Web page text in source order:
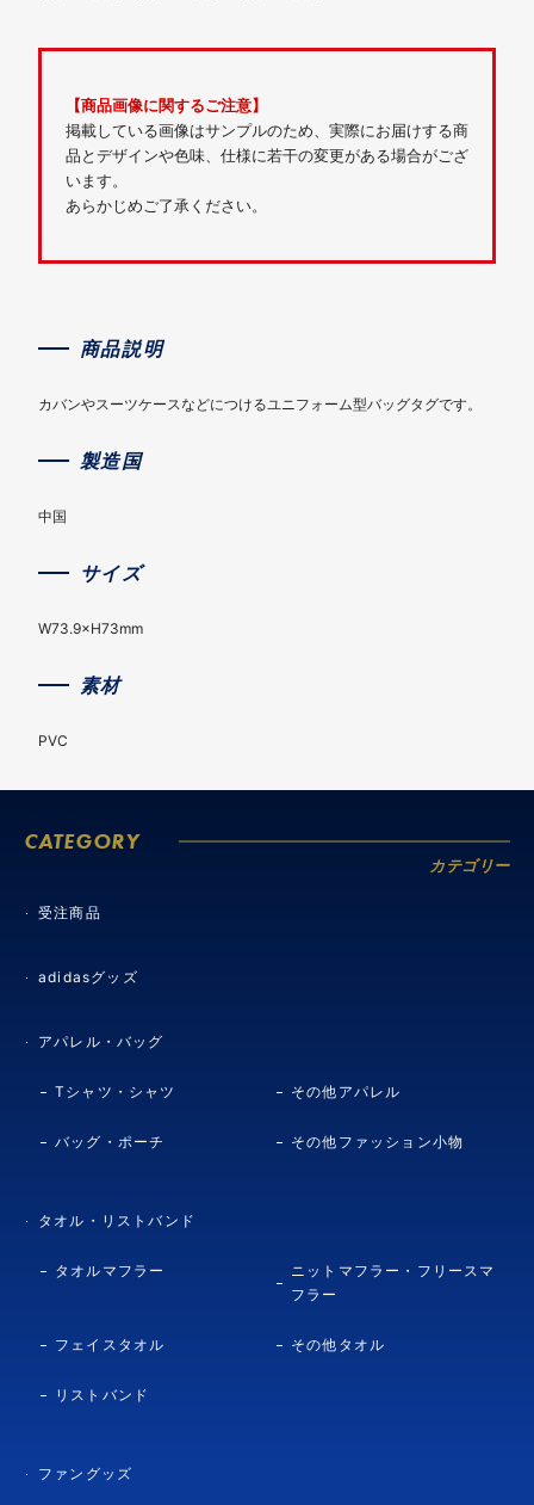
【商品画像に関するご注意】
掲載している画像はサンプルのため、実際にお届けする商
品とデザインや色味、仕様に若干の変更がある場合がござ
います。
あらかじめご了承ください。
商品説明
カバンやスーツケースなどにつけるユニフォーム型バッグタグです。
製造国
中国
サイズ
W73.9×H73mm
素材
PVC
CATEGORY
カテゴリー
受注商品
adidasグッズ
アパレル・バッグ
Tシャツ・シャツ その他アパレル
バッグ・ポーチ その他ファッション小物
タオル・リストバンド
タオルマフラー
ニットマフラー・フリースマ
フラー
フェイスタオル その他タオル
リストバンド
ファングッズ